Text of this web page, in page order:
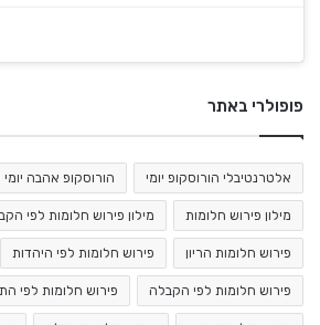
פופולרי באתר
אלטרנטיבלי הורוסקופ יומי הורוסקופ אהבה יומי
מילון פירוש חלומות מילון פירוש חלומות לפי
פירוש חלומות הריון פירוש חלומות לפי היהדות
פירוש חלומות לפי הקבלה פירוש חלומות לפי